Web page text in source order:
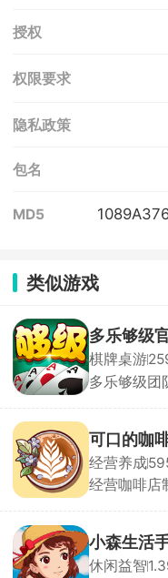
授权
权限要求
隐私政策
包名
MD5
类似游戏
多乐够级
棋牌桌游
多乐够级团
可口的咖
经营养成
经营咖啡店
小森生活
休闲益智